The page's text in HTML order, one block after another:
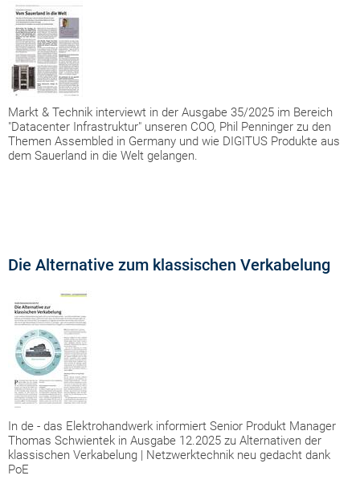
Markt & Technik interviewt in der Ausgabe 35/2025 im Bereich
"Datacenter Infrastruktur" unseren COO, Phil Penninger zu den
Themen Assembled in Germany und wie DIGITUS Produkte aus
dem Sauerland in die Welt gelangen.
Die Alternative zum klassischen Verkabelung
In de - das Elektrohandwerk informiert Senior Produkt Manager
Thomas Schwientek in Ausgabe 12.2025 zu Alternativen der
klassischen Verkabelung | Netzwerktechnik neu gedacht dank
PoE